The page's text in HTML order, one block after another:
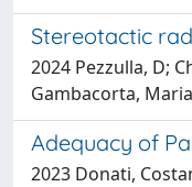
Stereotactic
2024 Pezzulla, D;
Gambacorta,
Adequacy of
2023 Donati,